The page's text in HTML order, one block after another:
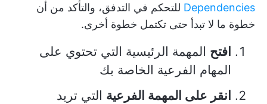
Dependencies للتحكم في التدفق، والتأكد من أن
خطوة ما لا تبدأ حتى تكتمل خطوة أخرى.
افتح المهمة الرئيسية التي تحتوي على
المهام الفرعية الخاصة بك
انقر على المهمة الفرعية التي تريد